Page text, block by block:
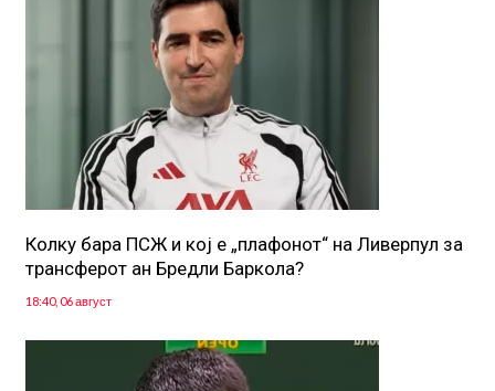
Колку бара ПСЖ и кој е „плафонот“ на Ливерпул за
трансферот ан Бредли Баркола?
18:40, 06 август